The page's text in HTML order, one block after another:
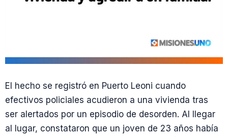
El hecho se registró en Puerto Leoni cuando
efectivos policiales acudieron a una vivienda tras
ser alertados por un episodio de desorden. Al llegar
al lugar, constataron que un joven de 23 años había